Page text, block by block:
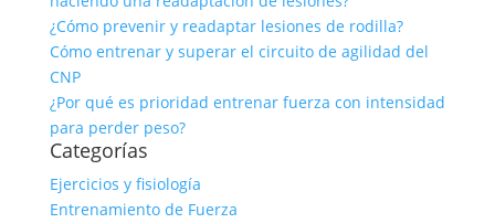
¿Cómo prevenir y readaptar lesiones de rodilla?
Cómo entrenar y superar el circuito de agilidad del
CNP
¿Por qué es prioridad entrenar fuerza con intensidad
para perder peso?
Categorías
Ejercicios y fisiología
Entrenamiento de Fuerza